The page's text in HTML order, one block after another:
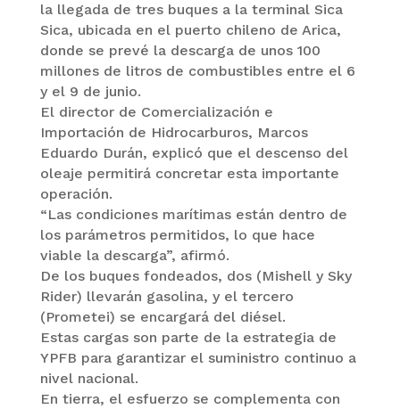
la llegada de tres buques a la terminal Sica
Sica, ubicada en el puerto chileno de Arica,
donde se prevé la descarga de unos 100
millones de litros de combustibles entre el 6
y el 9 de junio.
El director de Comercialización e
Importación de Hidrocarburos, Marcos
Eduardo Durán, explicó que el descenso del
oleaje permitirá concretar esta importante
operación.
“Las condiciones marítimas están dentro de
los parámetros permitidos, lo que hace
viable la descarga”, afirmó.
De los buques fondeados, dos (Mishell y Sky
Rider) llevarán gasolina, y el tercero
(Prometei) se encargará del diésel.
Estas cargas son parte de la estrategia de
YPFB para garantizar el suministro continuo a
nivel nacional.
En tierra, el esfuerzo se complementa con